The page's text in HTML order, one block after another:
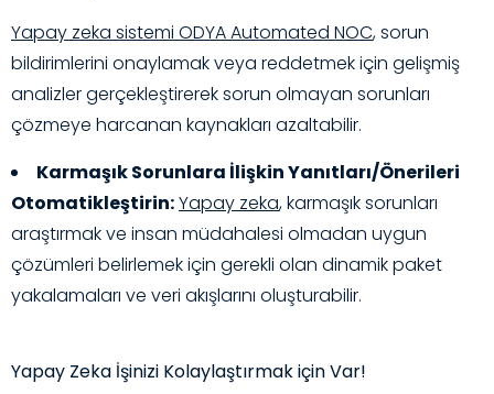
Yapay zeka sistemi ODYA Automated NOC, sorun
bildirimlerini onaylamak veya reddetmek için gelişmiş
analizler gerçekleştirerek sorun olmayan sorunları
çözmeye harcanan kaynakları azaltabilir.
Karmaşık Sorunlara İlişkin Yanıtları/Önerileri
Otomatikleştirin:Yapay zeka, karmaşık sorunları
araştırmak ve insan müdahalesi olmadan uygun
çözümleri belirlemek için gerekli olan dinamik paket
yakalamaları ve veri akışlarını oluşturabilir.
Yapay Zeka İşinizi Kolaylaştırmak için Var!